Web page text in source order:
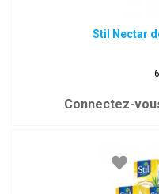
Stil Nectar
Connectez-